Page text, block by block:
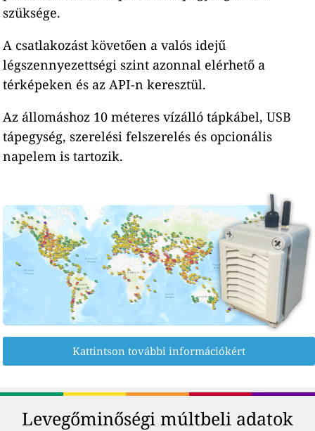
szüksége.
A csatlakozást követően a valós idejű
légszennyezettségi szint azonnal elérhető a
térképeken és az API-n keresztül.
Az állomáshoz 10 méteres vízálló tápkábel, USB
tápegység, szerelési felszerelés és opcionális
napelem is tartozik.
Kattintson további információkért
Levegőminőségi múltbeli adatok